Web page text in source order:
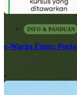
INFO & PANDUAN
e-Warga Emas: